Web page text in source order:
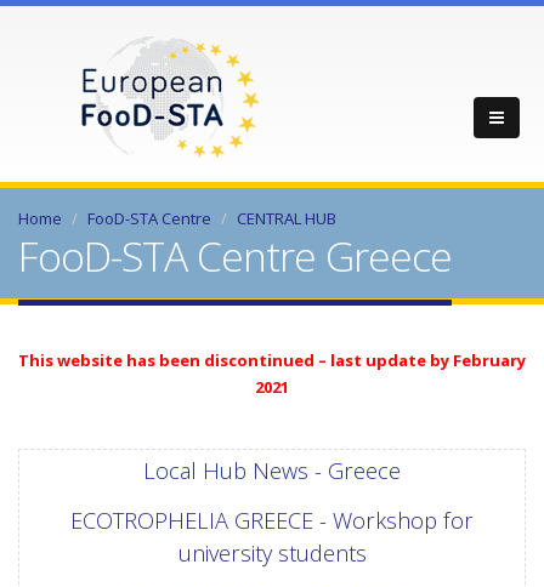
Home FooD-STA Centre CENTRAL HUB
FooD-STA Centre Greece
This website has been discontinued – last update by February
2021
Local Hub News - Greece
ECOTROPHELIA GREECE - Workshop for
university students